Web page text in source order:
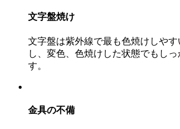
文字盤焼け
文字盤は紫外線で最も色焼けしや
し、変色、色焼けした状態でもしっ
す。
金具の不備